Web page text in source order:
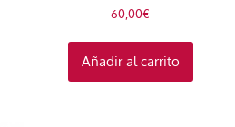
60,00€
Añadir al carrito